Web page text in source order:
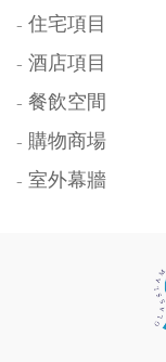
- 住宅項目
- 酒店項目
- 餐飲空間
- 購物商場
- 室外幕牆